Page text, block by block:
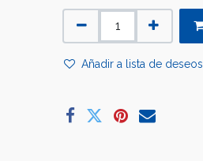
Añadir a lista de deseos